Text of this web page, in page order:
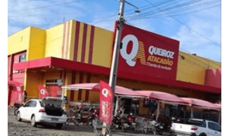
mail